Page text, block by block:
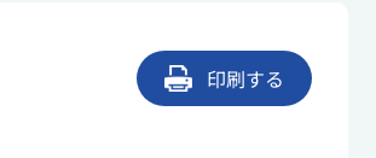
印刷する